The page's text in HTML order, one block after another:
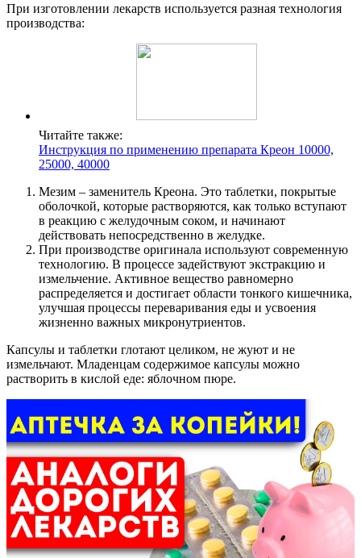
При изготовлении лекарств используется разная технология
производства:
Читайте также:
Инструкция по применению препарата Креон 10000,
25000, 40000
Мезим – заменитель Креона. Это таблетки, покрытые
оболочкой, которые растворяются, как только вступают
в реакцию с желудочным соком, и начинают
действовать непосредственно в желудке.
При производстве оригинала используют современную
технологию. В процессе задействуют экстракцию и
измельчение. Активное вещество равномерно
распределяется и достигает области тонкого кишечника,
улучшая процессы переваривания еды и усвоения
жизненно важных микронутриентов.
Капсулы и таблетки глотают целиком, не жуют и не
измельчают. Младенцам содержимое капсулы можно
растворить в кислой еде: яблочном пюре.